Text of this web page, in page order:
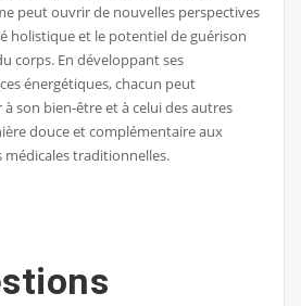
peut ouvrir de nouvelles perspectives
holistique et le potentiel de guérison
corps. En développant ses
énergétiques, chacun peut
son bien-être et à celui des autres
douce et complémentaire aux
médicales traditionnelles.